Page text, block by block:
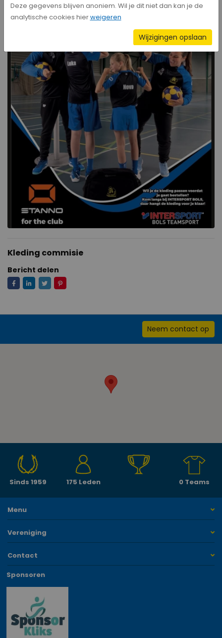
Kleding commisie
Bericht delen
Neem contact op
Sinds 1959 175 Leden 0 Teams
Menu
Vereniging
Contact
Sponsoren
Deze gegevens blijven anoniem. Wil je dit niet dan kan je de
analytische cookies hierweigeren
Wijzigingen opslaan